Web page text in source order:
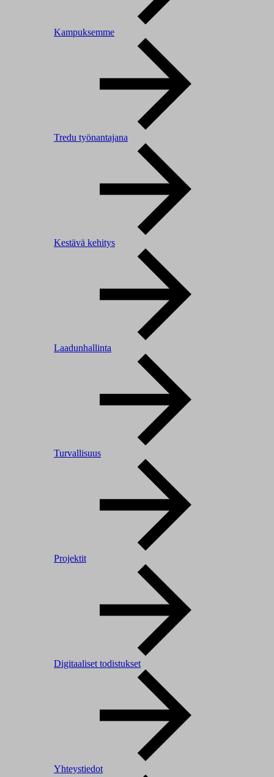
Kampuksemme
Tredu työnantajana
Kestävä kehitys
Laadunhallinta
Turvallisuus
Projektit
Digitaaliset todistukset
Yhteystiedot